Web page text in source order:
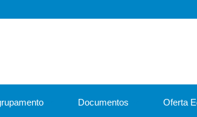
Documentos Oferta